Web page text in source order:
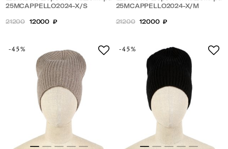
25MCAPPELLO2024-X/S
21200 12000 ₽
25MCAPPELLO2024-X/M
21200 12000 ₽
-45% -45%